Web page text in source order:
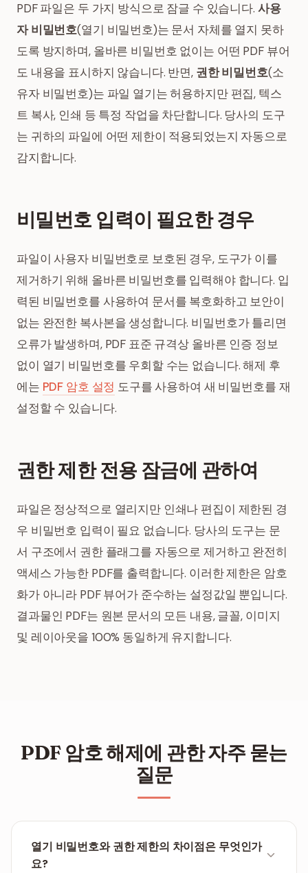
PDF 파일은 두 가지 방식으로 잠글 수 있습니다. 사용
자 비밀번호(열기 비밀번호)는 문서 자체를 열지 못하
도록 방지하며, 올바른 비밀번호 없이는 어떤 PDF 뷰어
도 내용을 표시하지 않습니다. 반면, 권한 비밀번호(소
유자 비밀번호)는 파일 열기는 허용하지만 편집, 텍스
트 복사, 인쇄 등 특정 작업을 차단합니다. 당사의 도구
는 귀하의 파일에 어떤 제한이 적용되었는지 자동으로
감지합니다.
비밀번호 입력이 필요한 경우
파일이 사용자 비밀번호로 보호된 경우, 도구가 이를
제거하기 위해 올바른 비밀번호를 입력해야 합니다. 입
력된 비밀번호를 사용하여 문서를 복호화하고 보안이
없는 완전한 복사본을 생성합니다. 비밀번호가 틀리면
오류가 발생하며, PDF 표준 규격상 올바른 인증 정보
없이 열기 비밀번호를 우회할 수는 없습니다. 해제 후
에는 PDF 암호 설정 도구를 사용하여 새 비밀번호를 재
설정할 수 있습니다.
권한 제한 전용 잠금에 관하여
파일은 정상적으로 열리지만 인쇄나 편집이 제한된 경
우 비밀번호 입력이 필요 없습니다. 당사의 도구는 문
서 구조에서 권한 플래그를 자동으로 제거하고 완전히
액세스 가능한 PDF를 출력합니다. 이러한 제한은 암호
화가 아니라 PDF 뷰어가 준수하는 설정값일 뿐입니다.
결과물인 PDF는 원본 문서의 모든 내용, 글꼴, 이미지
및 레이아웃을 100% 동일하게 유지합니다.
PDF 암호 해제에 관한 자주 묻는
질문
열기 비밀번호와 권한 제한의 차이점은 무엇인가
요?